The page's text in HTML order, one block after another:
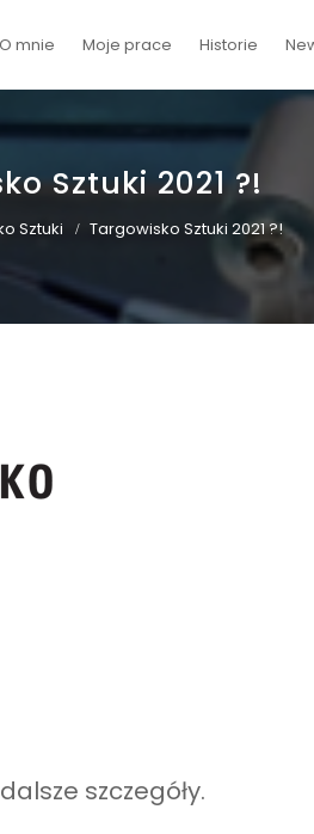
O mnie Moje prace Historie
Sztuki 2021 ?!
Sztuki Targowisko Sztuki 2021 ?!
szczegóły.